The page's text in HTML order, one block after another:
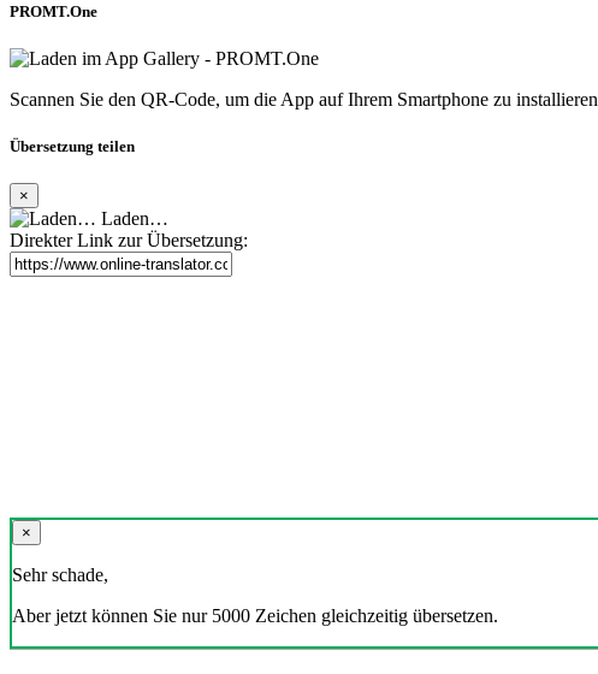
PROMT.One
Scannen Sie den QR-Code, um die App auf Ihrem Smartphone zu installieren
Übersetzung teilen
×
Laden…
Direkter Link zur Übersetzung:
×
Sehr schade,
Aber jetzt können Sie nur 5000 Zeichen gleichzeitig übersetzen.